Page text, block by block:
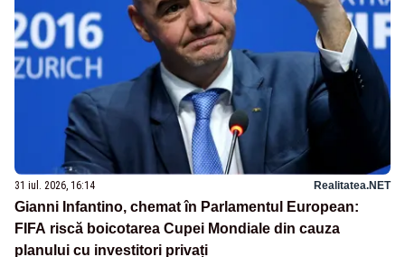
31 iul. 2026, 16:14 Realitatea.NET
Gianni Infantino, chemat în Parlamentul European:
FIFA riscă boicotarea Cupei Mondiale din cauza
planului cu investitori privați